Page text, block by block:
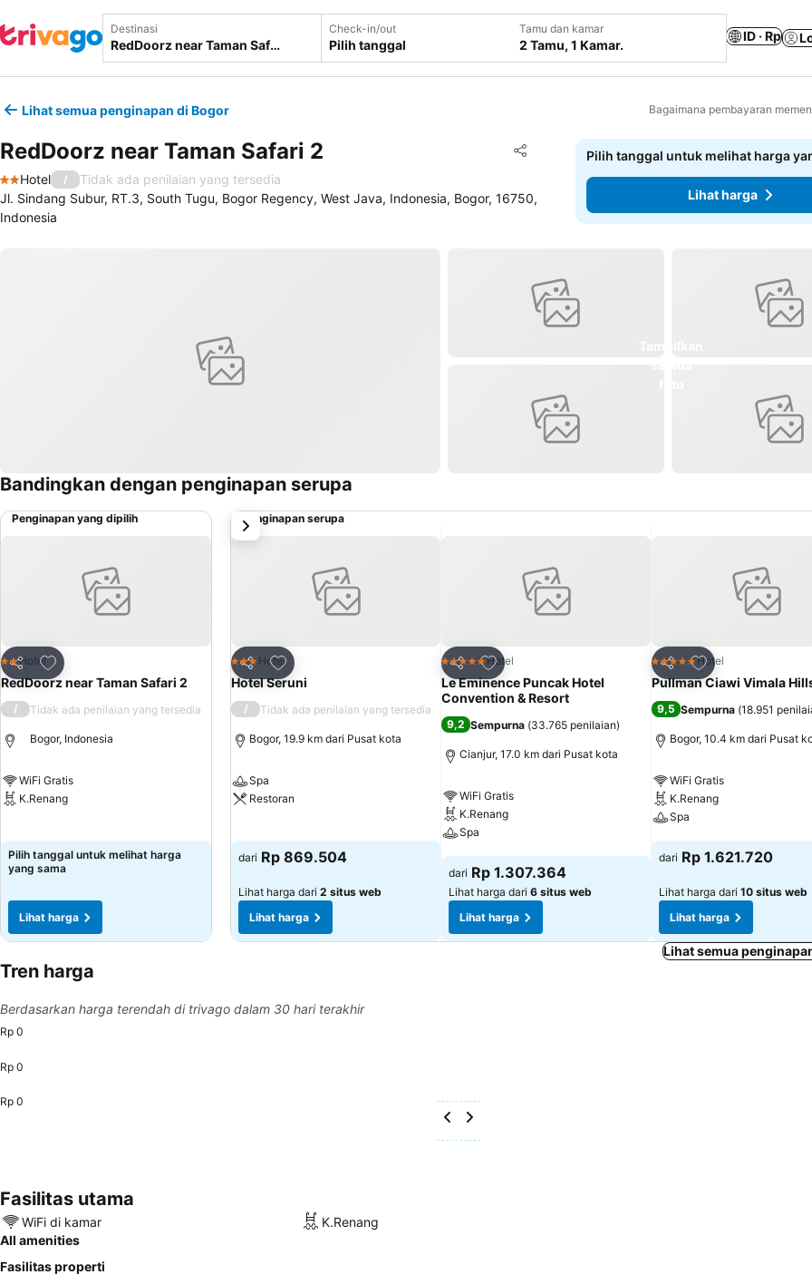
Destinasi Check-in/out
Pilih tanggal
Tamu dan kamar
2 Tamu, 1 Kamar.
ID · Rp
Lihat semua penginapan di Bogor Bagaimana pembayaran
RedDoorz near Taman Safari 2 Bagikan
Tambahkan ke favorit
2 Bintang
Hotel /
Tidak ada penilaian yang tersedia
Jl. Sindang Subur, RT.3, South Tugu, Bogor Regency, West Java, Indonesia, Bogor, 16750,
Indonesia
Pilih tanggal untuk melihat harga
Lihat harga
Bandingkan dengan penginapan serupa
Penginapan yang dipilih
Bagikan
Tambahkan ke favorit
2 Bintang
Hotel
RedDoorz near Taman Safari 2
/ Tidak ada penilaian yang tersedia
Bogor, Indonesia
WiFi Gratis
K.Renang
Pilih tanggal untuk melihat harga
yang sama
Lihat harga
Penginapan serupa
Bagikan
Tambahkan ke favorit
3 Bintang
Hotel
Hotel Seruni
/ Tidak ada penilaian yang tersedia
Bogor, 19.9 km dari Pusat kota
Spa
Restoran
dari Rp 869.504
Lihat harga dari 2 situs web
Lihat harga
Bagikan
Tambahkan ke favorit
5 BintangHotel
Le Eminence Puncak Hotel
Convention & Resort
9,2 Sempurna (33.765 penilaian)
Cianjur, 17.0 km dari Pusat kota
WiFi Gratis
K.Renang
Spa
Lihat harga
dari Rp 1.307.364
Lihat harga dari 6 situs web
Lihat harga
Bagikan
Tambahkan ke
5 BintangHotel
Pullman Ciawi Vimala
9,5 Sempurna (18.951
Bogor, 10.4 km dari Pusat
WiFi Gratis
K.Renang
Spa
Lihat harga
dari Rp 1.621.720
Lihat harga dari 10 situs web
Lihat harga
Selanjutnya
Lihat semua
Tren harga
Berdasarkan harga terendah di trivago dalam 30 hari terakhir
Rp 0
Rp 0
Rp 0
Fasilitas utama
WiFi di kamar
K.Renang
All amenities
Fasilitas properti